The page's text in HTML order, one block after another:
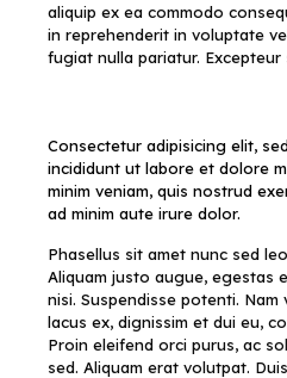
aliquip ex ea commodo
in reprehenderit in voluptate
fugiat nulla pariatur. Excepteur
Consectetur adipisicing elit,
incididunt ut labore et dolore
minim veniam, quis nostrud
ad minim aute irure dolor.
Phasellus sit amet nunc sed
Aliquam justo augue, egestas
nisi. Suspendisse potenti.
lacus ex, dignissim et dui eu,
Proin eleifend orci purus, ac
sed. Aliquam erat volutpat.